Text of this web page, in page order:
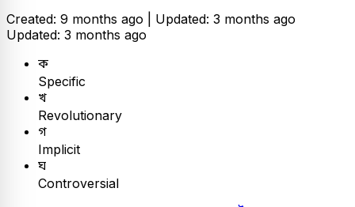
Created: 9 months ago | Updated: 3 months ago
Updated: 3 months ago
ক
Specific
খ
Revolutionary
গ
Implicit
ঘ
Controversial